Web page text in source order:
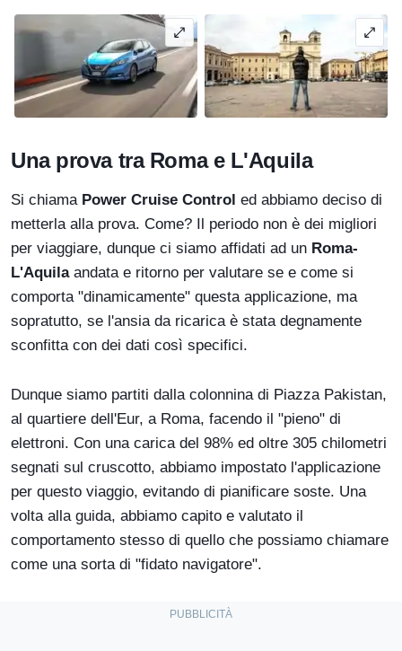
Una prova tra Roma e L'Aquila
Si chiama Power Cruise Control ed abbiamo deciso di
metterla alla prova. Come? Il periodo non è dei migliori
per viaggiare, dunque ci siamo affidati ad un Roma-
L'Aquilaandata e ritorno per valutare se e come si
comporta "dinamicamente" questa applicazione, ma
sopratutto, se l'ansia da ricarica è stata degnamente
sconfitta con dei dati così specifici.
Dunque siamo partiti dalla colonnina di Piazza Pakistan,
al quartiere dell'Eur, a Roma, facendo il "pieno" di
elettroni. Con una carica del 98% ed oltre 305 chilometri
segnati sul cruscotto, abbiamo impostato l'applicazione
per questo viaggio, evitando di pianificare soste. Una
volta alla guida, abbiamo capito e valutato il
comportamento stesso di quello che possiamo chiamare
come una sorta di "fidato navigatore".